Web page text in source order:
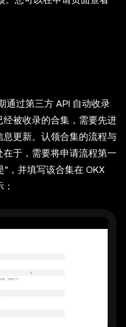
通过第三方 API 自动收录
被收录的合集，需要先进
更新。认领合集的流程与
于，需要将申请流程第一
，并填写该合集在 OKX